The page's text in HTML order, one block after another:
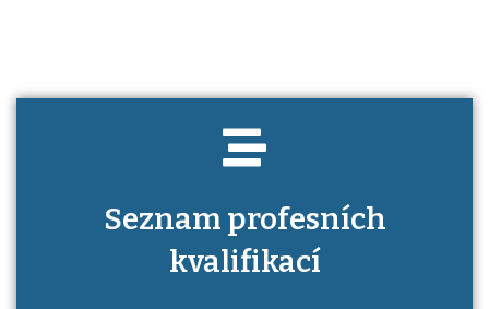
Seznam profesních
kvalifikací